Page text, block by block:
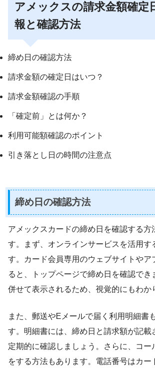
アメックスの請求金額確定
報と確認方法
締め日の確認方法
請求金額の確定日はいつ？
請求金額確認の手順
「確定前」とは何か？
利用可能額確認のポイント
引き落とし日の時間の注意点
締め日の確認方法
アメックスカードの締め日を確認する方
す。まず、オンラインサービスを活用す
す。カード会員専用のウェブサイトやア
ると、トップページで締め日を確認でき
併せて表示されるため、視覚的にもわか
また、郵送やEメールで届く利用明細書
す。明細書には、締め日と請求額が記載
定期的に確認しましょう。さらに、コー
をする方法もあります。電話番号はカー